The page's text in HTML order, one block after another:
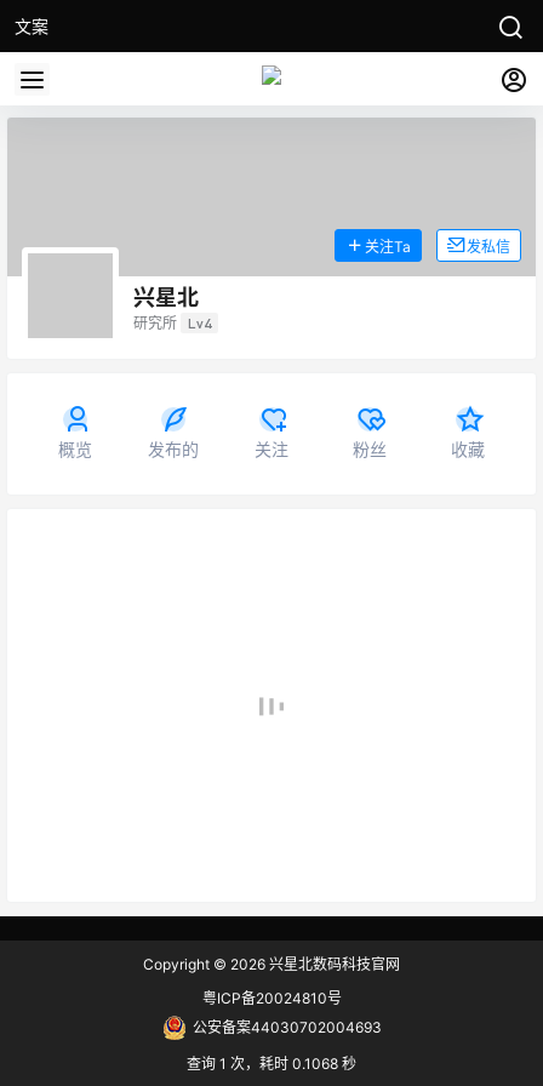
文案
兴星北
研究所 Lv4
关注Ta 发私信
概览 发布的 关注 粉丝 收藏
Copyright © 2026 兴星北数码科技官网
粤ICP备20024810号
公安备案44030702004693
查询 1 次，耗时 0.1068 秒